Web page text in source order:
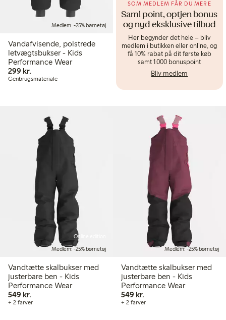
Medlem: -25% børnetøj
Vandafvisende, polstrede
letvægtsbukser - Kids
Performance Wear
299 kr.
Genbrugsmateriale
Saml point, optjen bonus
og nyd eksklusive tilbud
SOM MEDLEM FÅR DU MERE
Her begynder det hele – bliv
medlem i butikken eller online, og
få 10% rabat på dit første køb
samt 1.000 bonuspoint
Bliv medlem
Online edition
Medlem: -25% børnetøj
Vandtætte skalbukser med
justerbare ben - Kids
Performance Wear
549 kr.
+ 2 farver
Medlem: -25% børnetøj
Vandtætte skalbukser med
justerbare ben - Kids
Performance Wear
549 kr.549,00 kr.
+ 2 farver